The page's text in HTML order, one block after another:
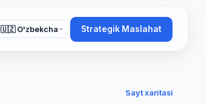
🇺🇿 O'zbekcha Strategik Maslahat
Sayt xaritasi